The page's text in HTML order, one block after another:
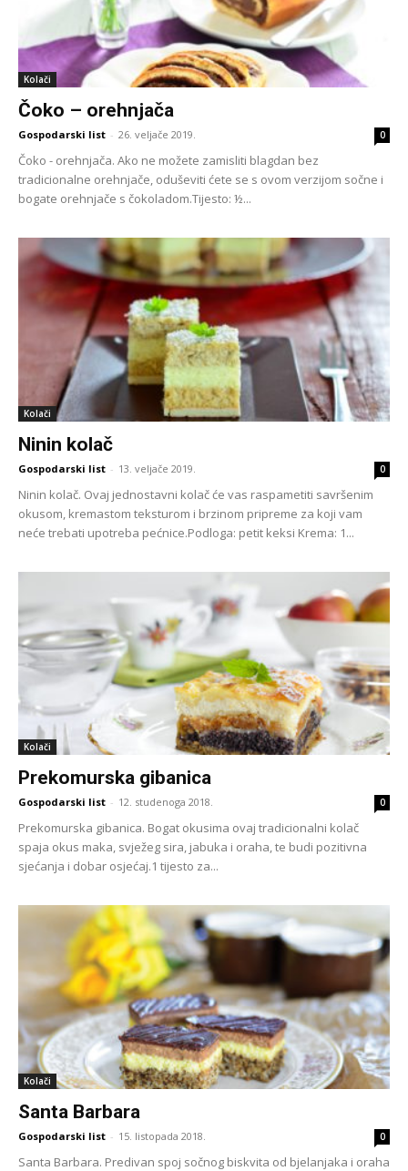
Kolači
Čoko – orehnjača
Gospodarski list - 26. veljače 2019. 0
Čoko - orehnjača. Ako ne možete zamisliti blagdan bez
tradicionalne orehnjače, oduševiti ćete se s ovom verzijom sočne i
bogate orehnjače s čokoladom.Tijesto: ½...
Kolači
Ninin kolač
Gospodarski list - 13. veljače 2019. 0
Ninin kolač. Ovaj jednostavni kolač će vas raspametiti savršenim
okusom, kremastom teksturom i brzinom pripreme za koji vam
neće trebati upotreba pećnice.Podloga: petit keksi Krema: 1...
Kolači
Prekomurska gibanica
Gospodarski list - 12. studenoga 2018. 0
Prekomurska gibanica. Bogat okusima ovaj tradicionalni kolač
spaja okus maka, svježeg sira, jabuka i oraha, te budi pozitivna
sjećanja i dobar osjećaj.1 tijesto za...
Kolači
Santa Barbara
Gospodarski list - 15. listopada 2018. 0
Santa Barbara. Predivan spoj sočnog biskvita od bjelanjaka i oraha